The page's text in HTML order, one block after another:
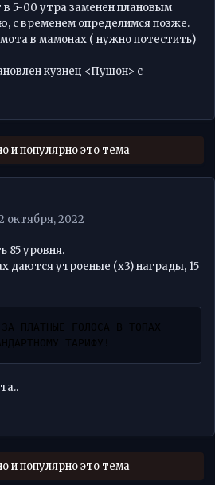
5-00 утра заменен плановым
с временем определимся позже.
в мамонах ( нужно потестить)
кузнец <Пушон> с
и популярно это тема
октября, 2022
85 уровня.
даются утроеные (х3) награды, 15
ПЛАТНЫЕ ГОЛОСА В ТОПАХ
ТАРИФУ!
и популярно это тема